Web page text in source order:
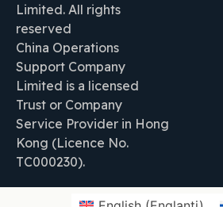
Limited. All rights
reserved
China Operations
Support Company
Limited is a licensed
Trust or Company
Service Provider in Hong
Kong (Licence No.
TC000230).